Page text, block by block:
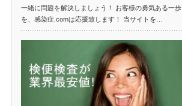
一緒に問題を解決しましょう！ お客様の勇気ある一歩
を、感染症.comは応援致します！ 当サイトを…